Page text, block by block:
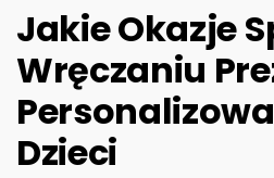
Jakie Okazje
Wręczaniu
Dzieci